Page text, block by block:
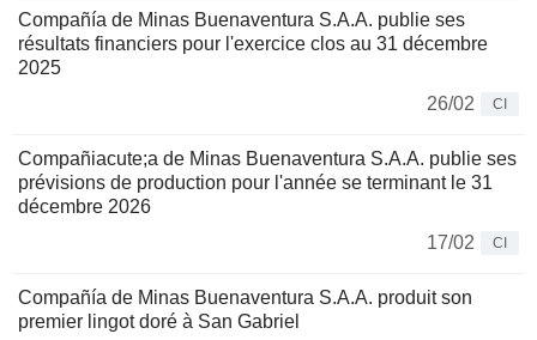
Compañía de Minas Buenaventura S.A.A. publie ses
résultats financiers pour l'exercice clos au 31 décembre
2025
26/02
CI
Compañiacute;a de Minas Buenaventura S.A.A. publie ses
prévisions de production pour l'année se terminant le 31
décembre 2026
17/02
CI
Compañía de Minas Buenaventura S.A.A. produit son
premier lingot doré à San Gabriel